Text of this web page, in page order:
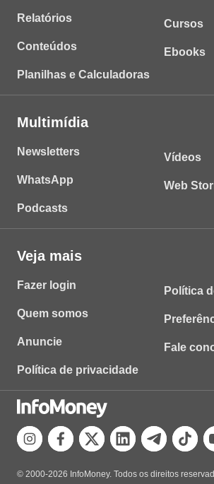
Relatórios
Conteúdos
Planilhas e Calculadoras
Cursos
Ebooks
Multimídia
Newsletters
WhatsApp
Podcasts
Vídeos
Web
Veja mais
Fazer login
Quem somos
Anuncie
Política de privacidade
Política
Fale
© 2000-2026 InfoMoney. Todos os direitos